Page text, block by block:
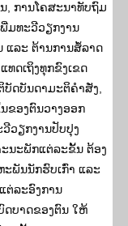
, ການໂຄສະນາທັບຖົມ
ມທະວີວຽກງານ
ແລະ ຕ້ານການສໍ້ລາດ
ທດເຖິງທຸກຂົງເຂດ
ດບັນດາມະຕິຄຳສັ່ງ,
ຂອງຕົນວາງອອກ
ວຽກງານປັບປຸງ
ນະພັກແຕ່ລະຂັ້ນ ຕ້ອງ
ພັນນັກຮົບເກົ່າ ແລະ
ຕ່ລະອົງການ
ດບາດຂອງຕົນ ໃຫ້